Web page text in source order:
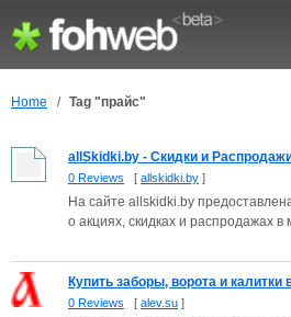
Home / Tag "прайс"
allSkidki.by - Скидки и
0 Reviews [ allskidki.by ]
На сайте allskidki.by
о акциях, скидках и распродажах в
Купить заборы, ворота и
0 Reviews [ alev.su ]